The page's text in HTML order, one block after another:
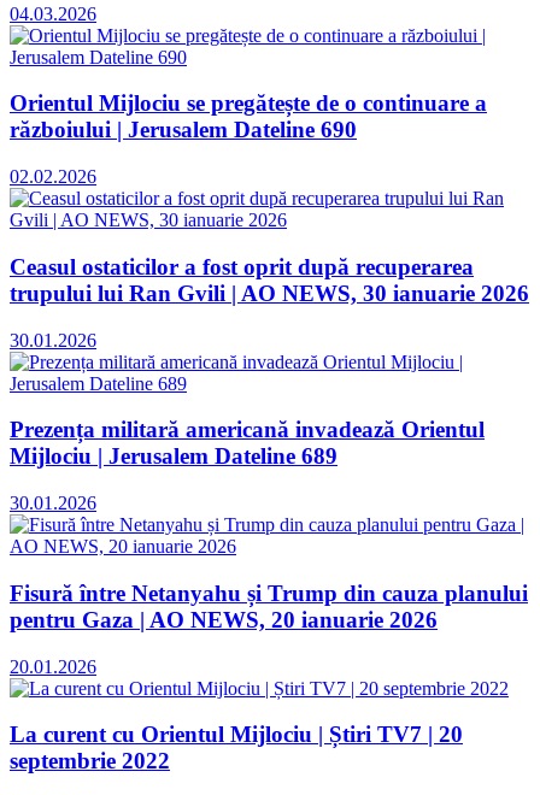
04.03.2026
Orientul Mijlociu se pregătește de o continuare a
războiului | Jerusalem Dateline 690
02.02.2026
Ceasul ostaticilor a fost oprit după recuperarea
trupului lui Ran Gvili | AO NEWS, 30 ianuarie 2026
30.01.2026
Prezența militară americană invadează Orientul
Mijlociu | Jerusalem Dateline 689
30.01.2026
Fisură între Netanyahu și Trump din cauza planului
pentru Gaza | AO NEWS, 20 ianuarie 2026
20.01.2026
La curent cu Orientul Mijlociu | Știri TV7 | 20
septembrie 2022